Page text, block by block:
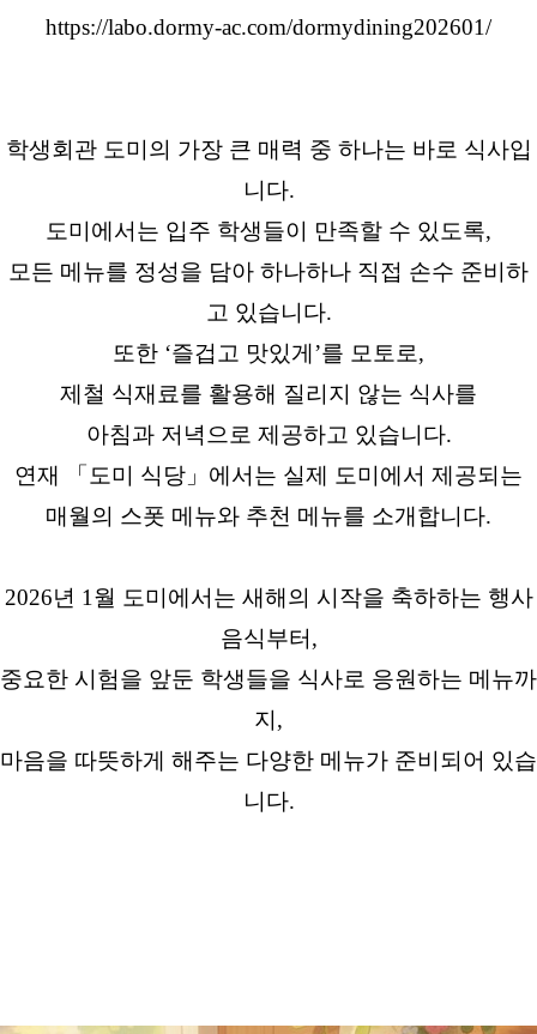
https://labo.dormy-ac.com/dormydining202601/
학생회관 도미의 가장 큰 매력 중 하나는 바로 식사입
니다.
도미에서는 입주 학생들이 만족할 수 있도록,
모든 메뉴를 정성을 담아 하나하나 직접 손수 준비하
고 있습니다.
또한 ‘즐겁고 맛있게’를 모토로,
제철 식재료를 활용해 질리지 않는 식사를
아침과 저녁으로 제공하고 있습니다.
연재 「도미 식당」에서는 실제 도미에서 제공되는
매월의 스폿 메뉴와 추천 메뉴를 소개합니다.
2026년 1월 도미에서는 새해의 시작을 축하하는 행사
음식부터,
중요한 시험을 앞둔 학생들을 식사로 응원하는 메뉴까
지,
마음을 따뜻하게 해주는 다양한 메뉴가 준비되어 있습
니다.